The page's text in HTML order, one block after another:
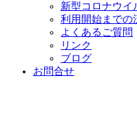
新型コロナウイ
利用開始までの
よくあるご質問
リンク
ブログ
お問合せ